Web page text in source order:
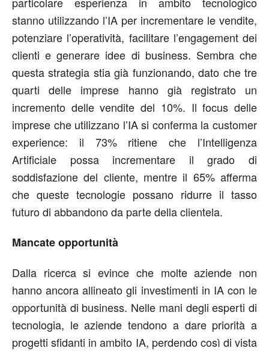
stanno utilizzando l’IA per incrementare le vendite,
potenziare l’operatività, facilitare l’engagement dei
clienti e generare idee di business. Sembra che
questa strategia stia già funzionando, dato che tre
quarti delle imprese hanno già registrato un
incremento delle vendite del 10%. Il focus delle
imprese che utilizzano l’IA si conferma la customer
experience: il 73% ritiene che l’Intelligenza
Artificiale possa incrementare il grado di
soddisfazione del cliente, mentre il 65% afferma
che queste tecnologie possano ridurre il tasso
futuro di abbandono da parte della clientela.
Mancate opportunità
Dalla ricerca si evince che molte aziende non
hanno ancora allineato gli investimenti in IA con le
opportunità di business. Nelle mani degli esperti di
tecnologia, le aziende tendono a dare priorità a
progetti sfidanti in ambito IA, perdendo così di vista